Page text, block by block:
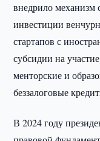
внедрило
инвестиции
стартапов с
субсидии на
менторские и
беззалоговые
В 2024 году